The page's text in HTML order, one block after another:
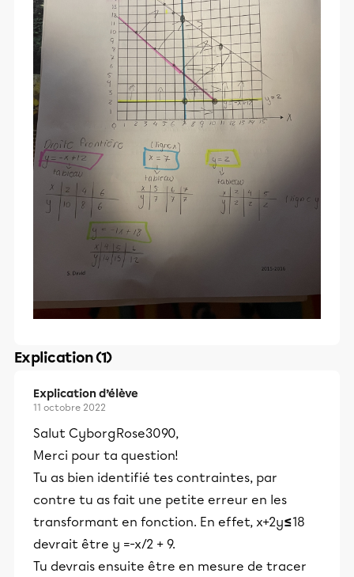
Explication (1)
Explication d’élève
11 octobre 2022
Salut CyborgRose3090,
Merci pour ta question!
Tu as bien identifié tes contraintes, par
contre tu as fait une petite erreur en les
transformant en fonction. En effet, x+2y≤18
devrait être y =-x/2 + 9.
Tu devrais ensuite être en mesure de tracer